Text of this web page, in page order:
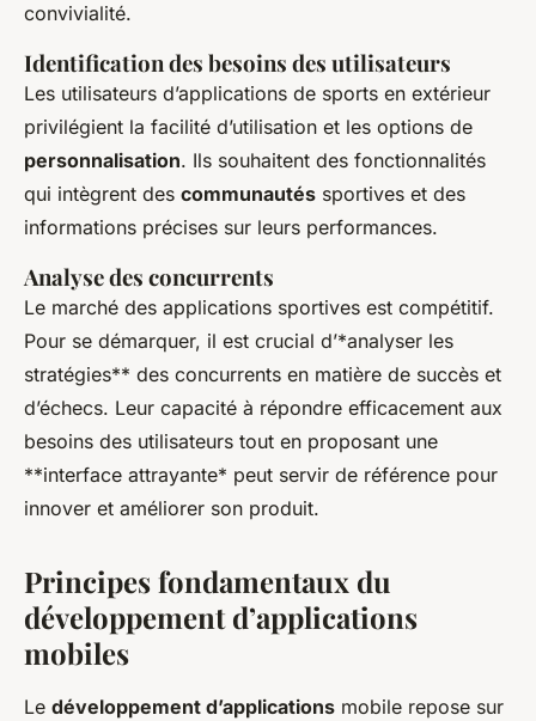
convivialité.
Identification des besoins des utilisateurs
Les utilisateurs d’applications de sports en extérieur
privilégient la facilité d’utilisation et les options de
personnalisation. Ils souhaitent des fonctionnalités
qui intègrent des communautés sportives et des
informations précises sur leurs performances.
Analyse des concurrents
Le marché des applications sportives est compétitif.
Pour se démarquer, il est crucial d’*analyser les
stratégies** des concurrents en matière de succès et
d’échecs. Leur capacité à répondre efficacement aux
besoins des utilisateurs tout en proposant une
**interface attrayante* peut servir de référence pour
innover et améliorer son produit.
Principes fondamentaux du
développement d’applications
mobiles
Le développement d’applications mobile repose sur